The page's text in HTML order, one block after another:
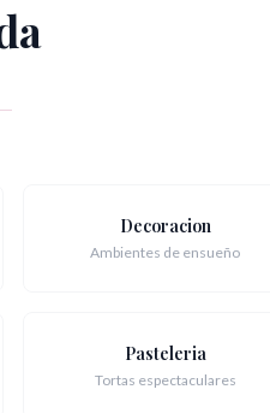
Decoracion
Ambientes de ensueño
Pasteleria
Tortas espectaculares